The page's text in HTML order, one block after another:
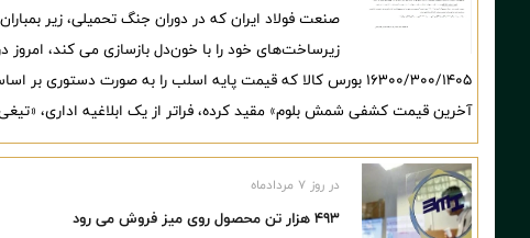
صنعت فولاد ایران که در دوران جنگ تحمیلی، زیر
زیرساخت‌های خود را با خون‌دل بازسازی می کند، امروز
۱۶۳۰۰/۳۰۰/۱۴۰۵ بورس کالا که قیمت پایه اسلب را به صورت
آخرین قیمت کشفی شمش بلوم» مقید کرده، فراتر از یک ابلاغیه اداری،
در روز ۷ مردادماه
۴۹۳ هزار تن محصول روی میز فروش می رود